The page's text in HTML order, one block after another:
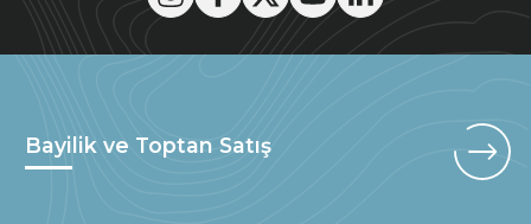
Bayilik ve Toptan Satış